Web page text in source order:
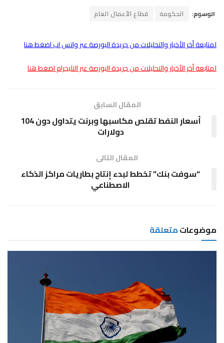
الوسوم: الحكومة قطاع الأعمال العام
لمتابعة أخر الأخبار والتحليلات من جريدة البورصة عبر واتس اب اضغط هنا
لمتابعة أخر الأخبار والتحليلات من جريدة البورصة عبر التليجرام اضغط هنا
المقال السابق
أسعار النفط تقلص مكاسبها وبرنت يتداول دون 104
دولارات
المقال التالى
“سوفت بنك” تخطط لبدء إنتاج بطاريات مراكز الذكاء
الاصطناعي
موضوعاتمتعلقة